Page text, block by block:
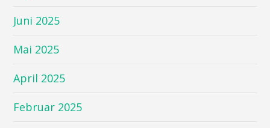
Juni 2025
Mai 2025
April 2025
Februar 2025